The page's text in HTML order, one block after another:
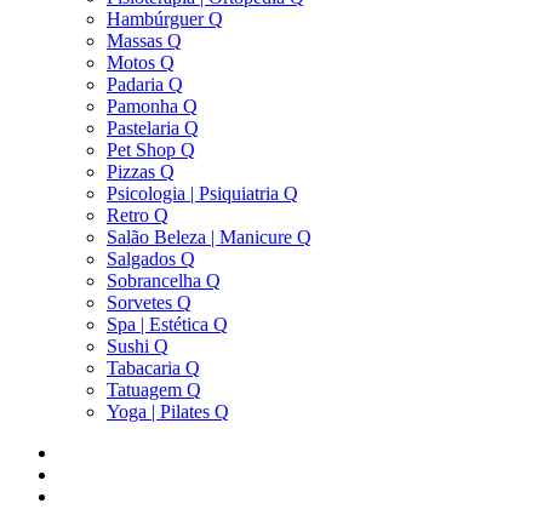
Hambúrguer Q
Massas Q
Motos Q
Padaria Q
Pamonha Q
Pastelaria Q
Pet Shop Q
Pizzas Q
Psicologia | Psiquiatria Q
Retro Q
Salão Beleza | Manicure Q
Salgados Q
Sobrancelha Q
Sorvetes Q
Spa | Estética Q
Sushi Q
Tabacaria Q
Tatuagem Q
Yoga | Pilates Q